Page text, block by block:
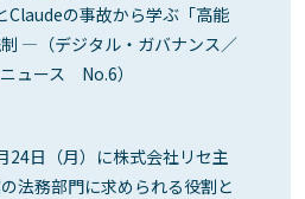
Claudeの事故から学ぶ「高能
―（デジタル・ガバナンス／
ュース No.6）
24日（月）に株式会社リセ主
法務部門に求められる役割と